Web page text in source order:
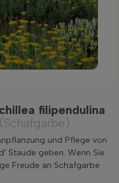
filipendulina
(Schafgarbe)
und Pflege von
Staude geben. Wenn Sie
Freude an Schafgarbe